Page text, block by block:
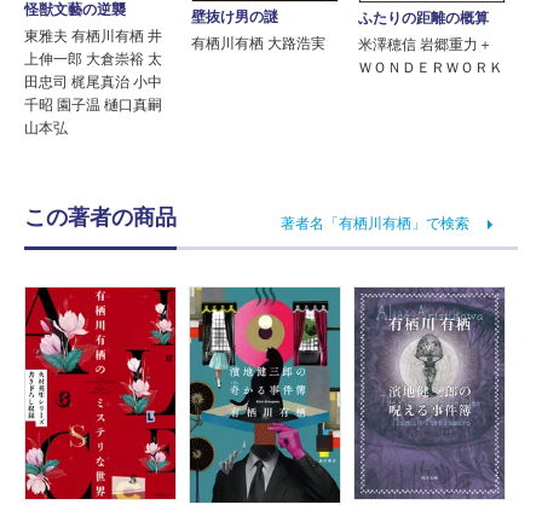
怪獣文藝の逆襲
東雅夫 有栖川有栖 井
上伸一郎 大倉崇裕 太
田忠司 梶尾真治 小中
千昭 園子温 樋口真嗣
山本弘
壁抜け男の謎
有栖川有栖 大路浩実
ふたりの距離の概算
米澤穂信 岩郷重力＋
ＷＯＮＤＥＲＷＯＲＫ
この著者の商品 著者名「有栖川有栖」で検索